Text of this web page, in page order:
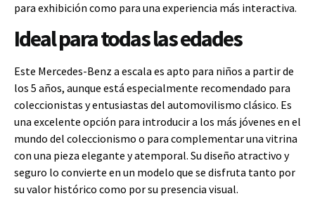
para exhibición como para una experiencia más interactiva.
Ideal para todas las edades
Este Mercedes-Benz a escala es apto para niños a partir de
los 5 años, aunque está especialmente recomendado para
coleccionistas y entusiastas del automovilismo clásico. Es
una excelente opción para introducir a los más jóvenes en el
mundo del coleccionismo o para complementar una vitrina
con una pieza elegante y atemporal. Su diseño atractivo y
seguro lo convierte en un modelo que se disfruta tanto por
su valor histórico como por su presencia visual.